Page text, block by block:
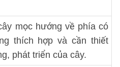
mọc hướng về phía có
thích hợp và cần thiết
phát triển của cây.